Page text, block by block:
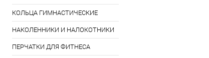
КОЛЬЦА ГИМНАСТИЧЕСКИЕ
НАКОЛЕННИКИ И НАЛОКОТНИКИ
ПЕРЧАТКИ ДЛЯ ФИТНЕСА